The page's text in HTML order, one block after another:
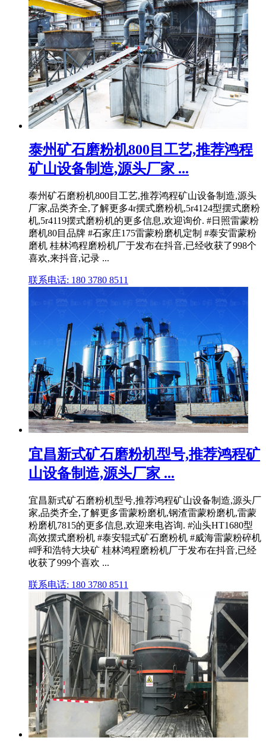
泰州矿石磨粉机800目工艺,推荐鸿程
矿山设备制造,源头厂家 ...
泰州矿石磨粉机800目工艺,推荐鸿程矿山设备制造,源头
厂家,品类齐全,了解更多4r摆式磨粉机,5r4124型摆式磨粉
机,5r4119摆式磨粉机的更多信息,欢迎询价. #日照雷蒙粉
磨机80目品牌 #石家庄175雷蒙粉磨机定制 #泰安雷蒙粉
磨机 桂林鸿程磨粉机厂于发布在抖音,已经收获了998个
喜欢,来抖音,记录 ...
联系电话: 180 3780 8511
宜昌新式矿石磨粉机型号,推荐鸿程矿
山设备制造,源头厂家 ...
宜昌新式矿石磨粉机型号,推荐鸿程矿山设备制造,源头厂
家,品类齐全,了解更多雷蒙粉磨机,钢渣雷蒙粉磨机,雷蒙
粉磨机7815的更多信息,欢迎来电咨询. #汕头HT1680型
高效摆式磨粉机 #泰安辊式矿石磨粉机 #威海雷蒙粉碎机
#呼和浩特大块矿 桂林鸿程磨粉机厂于发布在抖音,已经
收获了999个喜欢 ...
联系电话: 180 3780 8511